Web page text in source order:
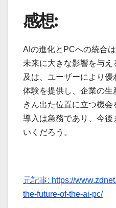
感想:
AIの進化とPCへの統合
未来に大きな影響を与
及は、ユーザーにより
体験を提供し、企業の
きん出た位置に立つ機
導入は急務であり、今後
いくだろう。
元記事: https://
the-future-of-the-ai-pc/